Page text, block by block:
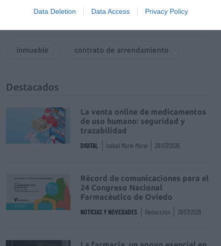
Data Deletion Data Access Privacy Policy
inmueble contrato de arrendamiento
Destacados
La venta online de medicamentos
de uso humano: seguridad y
trazabilidad
DIGITAL Isabel Marín Moral 28/07/2026
Récord de comunicaciones para el
24 Congreso Nacional
Farmacéutico de Oviedo
NOTICIAS Y NOVEDADES Redacción 31/07/2026